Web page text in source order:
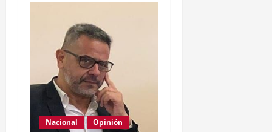
Nacional
Opinión